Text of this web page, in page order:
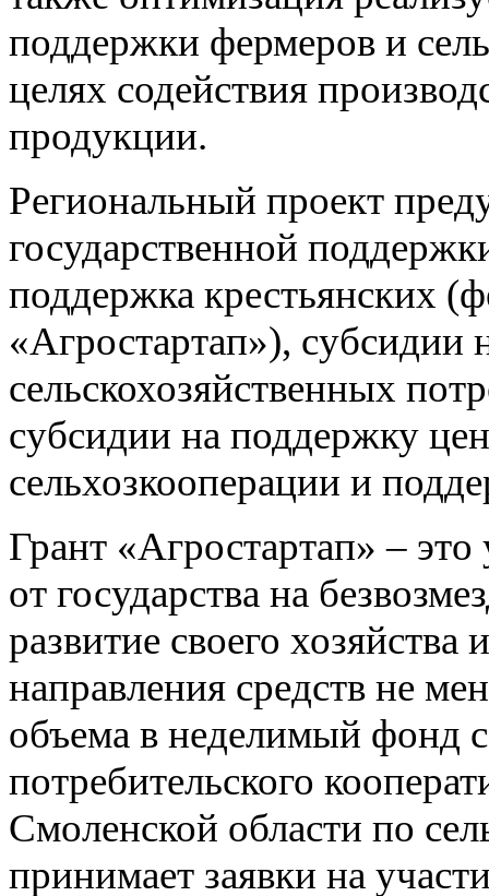
поддержки фермеров и
целях содействия
продукции.
Региональный проект
государственной
поддержка крестьянских (
«Агростартап»), субсидии
сельскохозяйственных
субсидии на поддержку
сельхозкооперации и
Грант «Агростартап» –
от государства на
развитие своего хозяйства
направления средств не
объема в неделимый фонд
потребительского
Смоленской области по
принимает заявки на